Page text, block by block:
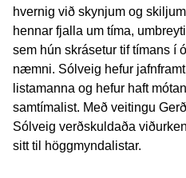
hvernig við skynjum og
hennar fjalla um tíma,
sem hún skrásetur tif tímans í
næmni. Sólveig hefur
listamanna og hefur haft
samtímalist. Með veitingu
Sólveig verðskuldaða
sitt til höggmyndalistar.